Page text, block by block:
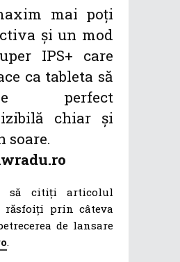
mai poţi
şi un mod
IPS+ care
ca tableta să
perfect
chiar şi
soare.
să citiți articolul
răsfoiți prin câteva
de lansare
.